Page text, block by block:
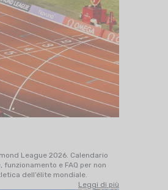
League 2026. Calendario
e FAQ per non
dell’élite mondiale.
Leggi di più